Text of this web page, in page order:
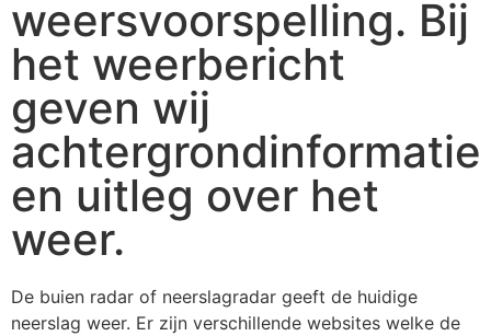
weersvoorspelling. Bij
het weerbericht
geven wij
achtergrondinformatie
en uitleg over het
weer.
De buien radar of neerslagradar geeft de huidige
neerslag weer. Er zijn verschillende websites welke de